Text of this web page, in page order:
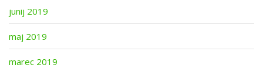
junij 2019
maj 2019
marec 2019